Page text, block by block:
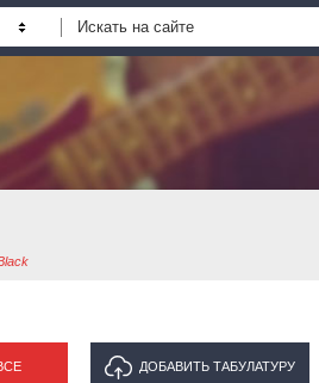
ДОБАВИТЬ ТАБУЛАТУРУ